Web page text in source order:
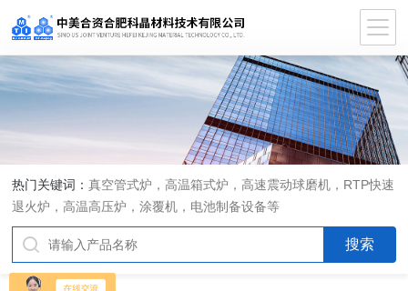
热门关键词：真空管式炉，高温箱式炉，高速震动球磨机，RTP快速
退火炉，高温高压炉，涂覆机，电池制备设备等